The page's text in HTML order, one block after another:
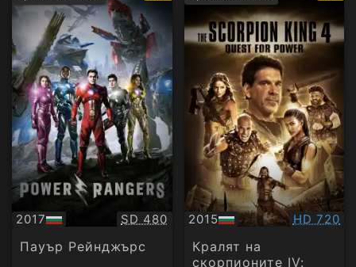
рейтинг:
2017
БГ
аудио
Качество:
SD 480
Пауър Рейнджърс
2015
БГ
аудио
HD 720
Кралят на
скорпионите IV: